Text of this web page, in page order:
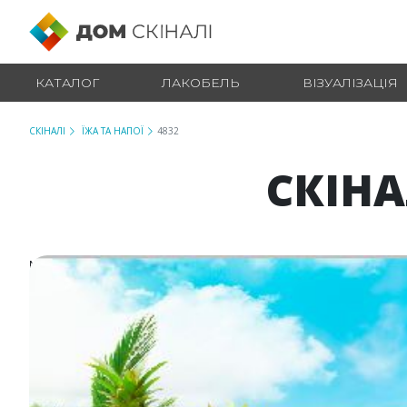
КАТАЛОГ ЛАКОБЕЛЬ ВІЗУАЛІЗАЦІЯ
СКІНАЛІ ЇЖА ТА НАПОЇ 4832
№ 4832